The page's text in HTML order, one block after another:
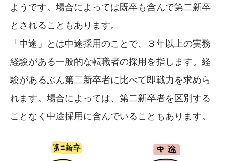
ようです。場合によっては既卒も含んで第二新卒
とされることもあります。
「中途」とは中途採用のことで、３年以上の実務
経験がある一般的な転職者の採用を指します。経
験があるぶん第二新卒者に比べて即戦力を求めら
れます。場合によっては、第二新卒者を区別する
ことなく中途採用に含んでいることもあります。